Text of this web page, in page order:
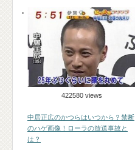
422580 views
中居正広のかつらはいつから？禁断
のハゲ画像！ローラの放送事故と
は？